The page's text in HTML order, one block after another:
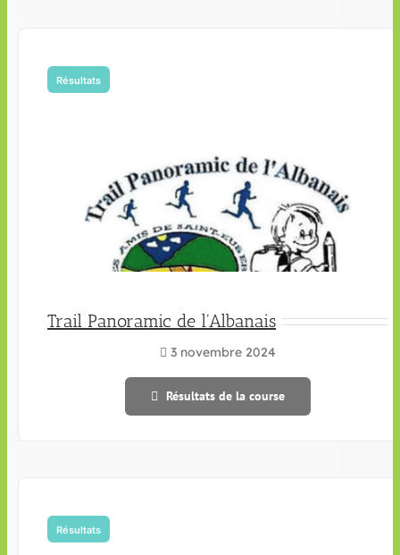
Résultats
Trail Panoramic de l'Albanais
3 novembre 2024
Résultats de la course
Résultats